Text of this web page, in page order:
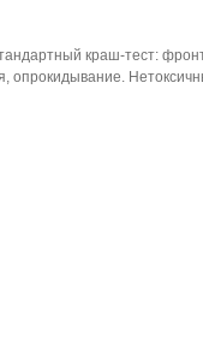
краш-тест:
опрокидывание.